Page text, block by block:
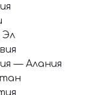
Эл
— Алания